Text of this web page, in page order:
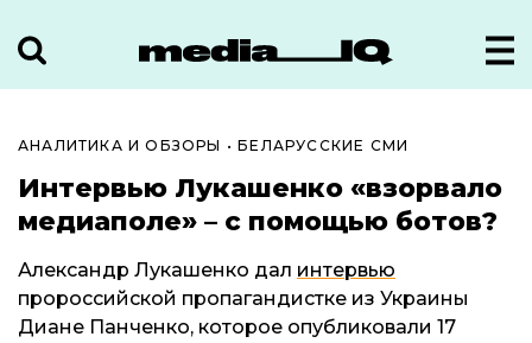
АНАЛИТИКА И ОБЗОРЫ •БЕЛАРУССКИЕ СМИ
Интервью Лукашенко «взорвало
медиаполе» – с помощью ботов?
Александр Лукашенко дал интервью
пророссийской пропагандистке из Украины
Диане Панченко, которое опубликовали 17